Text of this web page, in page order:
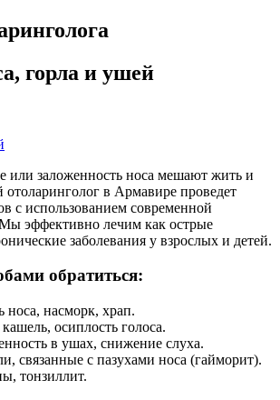
горла и ушей
или заложенность носа мешают жить и
в Армавире проведет
с использованием современной
эффективно лечим как острые
заболевания у взрослых и детей.
обратиться:
носа, насморк, храп.
осиплость голоса.
в ушах, снижение слуха.
связанные с пазухами носа (гайморит).
тонзиллит.